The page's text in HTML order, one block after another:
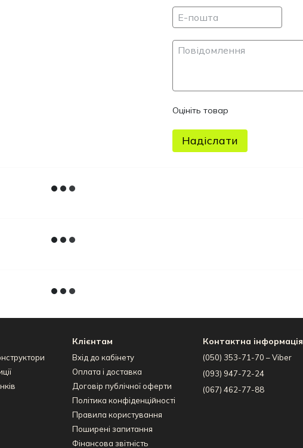
Оцініть товар
Надіслати
Клієнтам
Вхід до кабінету
Оплата і доставка
Договір публічної оферти
Політика конфіденційності
Правила користування
Поширені запитання
Фінансова звітність
Контактна інформація
(050) 353-71-70 – Viber
(093) 947-72-24
(067) 462-77-88